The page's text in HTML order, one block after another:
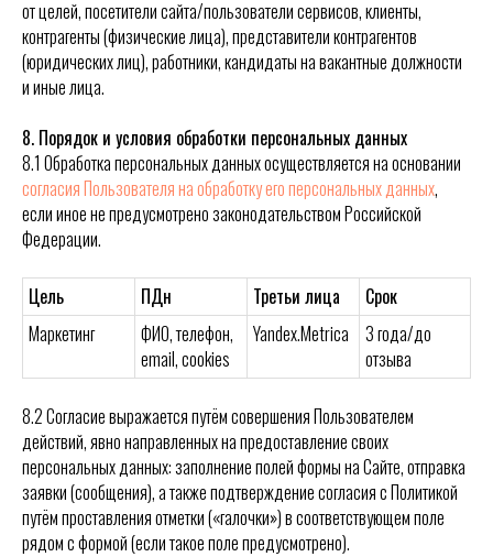
от целей, посетители сайта/пользователи сервисов, клиенты,
контрагенты (физические лица), представители контрагентов
(юридических лиц), работники, кандидаты на вакантные должности
и иные лица.
8. Порядок и условия обработки персональных данных
8.1 Обработка персональных данных осуществляется на основании
согласия Пользователя на обработку его персональных данных,
если иное не предусмотрено законодательством Российской
Федерации.
Цель ПДн Третьи лица
Срок
Маркетинг
ФИО, телефон,
email, cookies
Yandex.Metrica
3 года/до
отзыва
8.2 Согласие выражается путём совершения Пользователем
действий, явно направленных на предоставление своих
персональных данных: заполнение полей формы на Сайте, отправка
заявки (сообщения), а также подтверждение согласия с Политикой
путём проставления отметки («галочки») в соответствующем поле
рядом с формой (если такое поле предусмотрено).